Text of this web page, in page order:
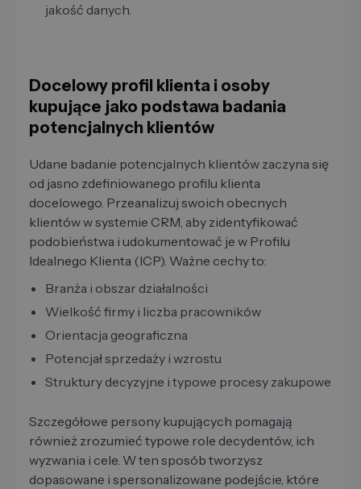
jakość danych.
Docelowy profil klienta i osoby
kupujące jako podstawa badania
potencjalnych klientów
Udane badanie potencjalnych klientów zaczyna się
od jasno zdefiniowanego profilu klienta
docelowego. Przeanalizuj swoich obecnych
klientów w systemie CRM, aby zidentyfikować
podobieństwa i udokumentować je w Profilu
Idealnego Klienta (ICP). Ważne cechy to:
Branża i obszar działalności
Wielkość firmy i liczba pracowników
Orientacja geograficzna
Potencjał sprzedaży i wzrostu
Struktury decyzyjne i typowe procesy zakupowe
Szczegółowe persony kupujących pomagają
również zrozumieć typowe role decydentów, ich
wyzwania i cele. W ten sposób tworzysz
dopasowane i spersonalizowane podejście, które